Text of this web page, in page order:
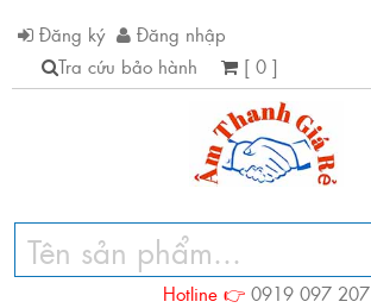
Đăng ký
Đăng nhập
Tra cứu bảo hành
[ 0 ]
Hotline 👉 0919 097 207